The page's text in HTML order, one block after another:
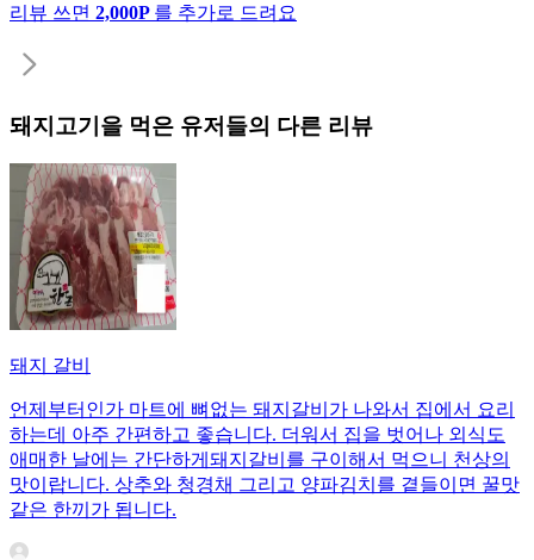
리뷰 쓰면 2,000P 를 추가로 드려요
돼지고기 을 먹은 유저들의 다른 리뷰
돼지 갈비
언제부터인가 마트에 뼈없는 돼지갈비가 나와서 집에서 요리
하는데 아주 간편하고 좋습니다. 더워서 집을 벗어나 외식도
애매한 날에는 간단하게돼지갈비를 구이해서 먹으니 천상의
맛이랍니다. 상추와 청경채 그리고 양파김치를 곁들이면 꿀맛
같은 한끼가 됩니다.